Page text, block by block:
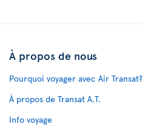
À propos de nous
Pourquoi voyager avec Air Transat?
À propos de Transat A.T.
Info voyage